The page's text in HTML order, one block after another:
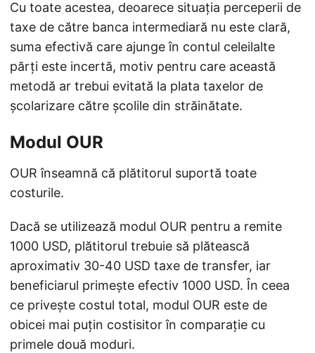
Cu toate acestea, deoarece situația perceperii de
taxe de către banca intermediară nu este clară,
suma efectivă care ajunge în contul celeilalte
părți este incertă, motiv pentru care această
metodă ar trebui evitată la plata taxelor de
școlarizare către școlile din străinătate.
Modul OUR
OUR înseamnă că plătitorul suportă toate
costurile.
Dacă se utilizează modul OUR pentru a remite
1000 USD, plătitorul trebuie să plătească
aproximativ 30-40 USD taxe de transfer, iar
beneficiarul primește efectiv 1000 USD. În ceea
ce privește costul total, modul OUR este de
obicei mai puțin costisitor în comparație cu
primele două moduri.